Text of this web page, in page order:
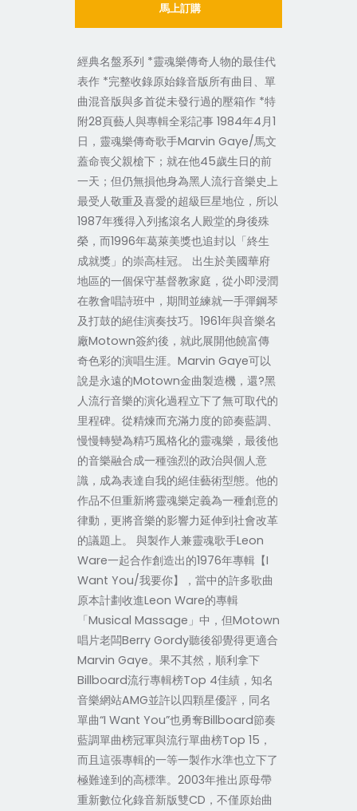
馬上訂購
經典名盤系列 *靈魂樂傳奇人物的最佳代
表作 *完整收錄原始錄音版所有曲目、單
曲混音版與多首從未發行過的壓箱作 *特
附28頁藝人與專輯全彩記事 1984年4月1
日，靈魂樂傳奇歌手Marvin Gaye/馬文
蓋命喪父親槍下；就在他45歲生日的前
一天；但仍無損他身為黑人流行音樂史上
最受人敬重及喜愛的超級巨星地位，所以
1987年獲得入列搖滾名人殿堂的身後殊
榮，而1996年葛萊美獎也追封以「終生
成就獎」的崇高桂冠。 出生於美國華府
地區的一個保守基督教家庭，從小即浸潤
在教會唱詩班中，期間並練就一手彈鋼琴
及打鼓的絕佳演奏技巧。1961年與音樂名
廠Motown簽約後，就此展開他饒富傳
奇色彩的演唱生涯。Marvin Gaye可以
說是永遠的Motown金曲製造機，還?黑
人流行音樂的演化過程立下了無可取代的
里程碑。從精煉而充滿力度的節奏藍調、
慢慢轉變為精巧風格化的靈魂樂，最後他
的音樂融合成一種強烈的政治與個人意
識，成為表達自我的絕佳藝術型態。他的
作品不但重新將靈魂樂定義為一種創意的
律動，更將音樂的影響力延伸到社會改革
的議題上。 與製作人兼靈魂歌手Leon
Ware一起合作創造出的1976年專輯【I
Want You/我要你】，當中的許多歌曲
原本計劃收進Leon Ware的專輯
「Musical Massage」中，但Motown
唱片老闆Berry Gordy聽後卻覺得更適合
Marvin Gaye。果不其然，順利拿下
Billboard流行專輯榜Top 4佳績，知名
音樂網站AMG並許以四顆星優評，同名
單曲“I Want You”也勇奪Billboard節奏
藍調單曲榜冠軍與流行單曲榜Top 15，
而且這張專輯的一等一製作水準也立下了
極難達到的高標準。2003年推出原母帶
重新數位化錄音新版雙CD，不僅原始曲